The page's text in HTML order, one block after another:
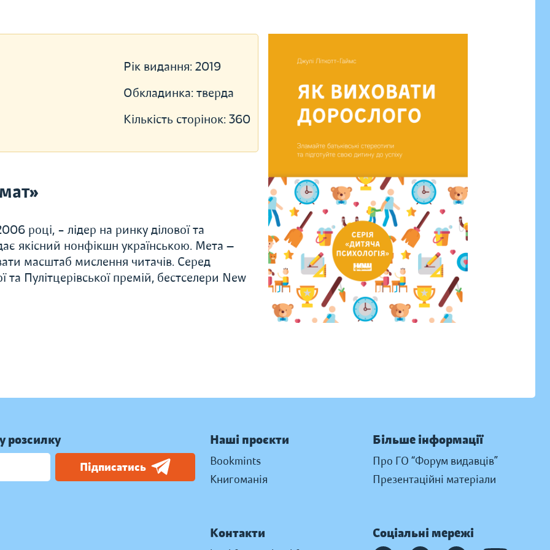
Рік видання: 2019
Обкладинка: тверда
Кількість сторінок: 360
році, – лідер на ринку ділової та
якісний нонфікшн українською. Мета —
масштаб мислення читачів. Серед
Пулітцерівської премій, бестселери New
розсилку
Підписатись
Наші проєкти
Bookmints
Книгоманія
Більше інформації
Про ГО “Форум видавців”
Презентаційні матеріали
Контакти Соціальні мережі